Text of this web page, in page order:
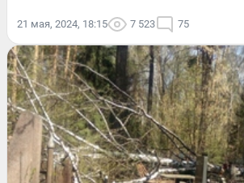
21 мая, 2024, 18:15 7 523 75